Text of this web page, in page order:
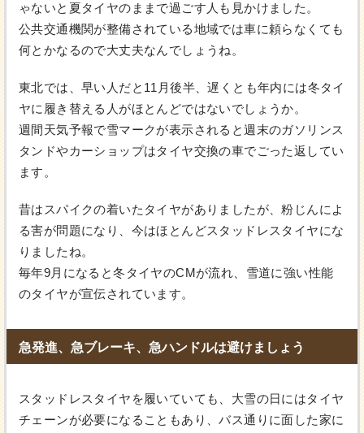
ゃないと夏タイヤのままで過ごす人も見かけました。
公共交通機関が整備されている地域では車に頼らなくても
何とかなるので大丈夫なんでしょうね。
東北では、早い人だと11月後半、遅くとも年内には冬タイ
ヤに履き替える人がほとんどではないでしょうか。
週間天気予報で雪マークが表示されると週末のガソリンス
タンドやカーショップはタイヤ交換の車でごった返してい
ます。
昔はスパイクの着いたタイヤがありましたが、粉じんによ
る害が問題になり、今はほとんどスタッドレスタイヤにな
りましたね。
毎年9月になると冬タイヤのCMが流れ、雪道に強い性能
のタイヤが宣伝されています。
急発進、急ブレーキ、急ハンドルは避けましょう
スタッドレスタイヤを履いていても、大雪の日にはタイヤ
チェーンが必要になることもあり、バス通りに面した家に